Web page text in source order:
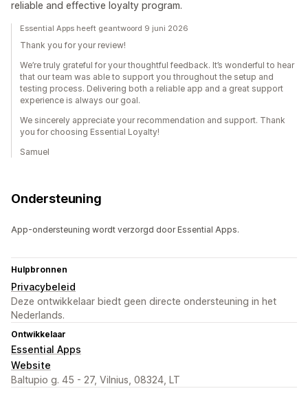
reliable and effective loyalty program.
Essential Apps heeft geantwoord 9 juni 2026
Thank you for your review!
We’re truly grateful for your thoughtful feedback. It’s wonderful to hear
that our team was able to support you throughout the setup and
testing process. Delivering both a reliable app and a great support
experience is always our goal.
We sincerely appreciate your recommendation and support. Thank
you for choosing Essential Loyalty!
Samuel
Ondersteuning
App-ondersteuning wordt verzorgd door Essential Apps.
Hulpbronnen
Privacybeleid
Deze ontwikkelaar biedt geen directe ondersteuning in het
Nederlands.
Ontwikkelaar
Essential Apps
Website
Baltupio g. 45 - 27, Vilnius, 08324, LT